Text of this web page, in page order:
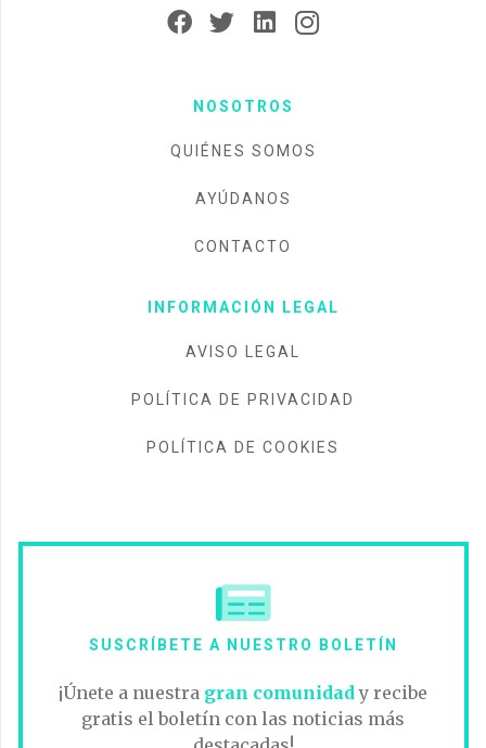
NOSOTROS
QUIÉNES SOMOS
AYÚDANOS
CONTACTO
INFORMACIÓN LEGAL
AVISO LEGAL
POLÍTICA DE PRIVACIDAD
POLÍTICA DE COOKIES
SUSCRÍBETE A NUESTRO BOLETÍN
¡Únete a nuestra gran comunidady recibe
gratis el boletín con las noticias más